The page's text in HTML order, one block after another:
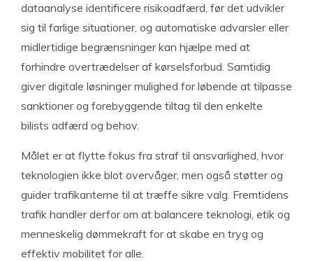
dataanalyse identificere risikoadfærd, før det udvikler
sig til farlige situationer, og automatiske advarsler eller
midlertidige begrænsninger kan hjælpe med at
forhindre overtrædelser af kørselsforbud. Samtidig
giver digitale løsninger mulighed for løbende at tilpasse
sanktioner og forebyggende tiltag til den enkelte
bilists adfærd og behov.
Målet er at flytte fokus fra straf til ansvarlighed, hvor
teknologien ikke blot overvåger, men også støtter og
guider trafikanterne til at træffe sikre valg. Fremtidens
trafik handler derfor om at balancere teknologi, etik og
menneskelig dømmekraft for at skabe en tryg og
effektiv mobilitet for alle.